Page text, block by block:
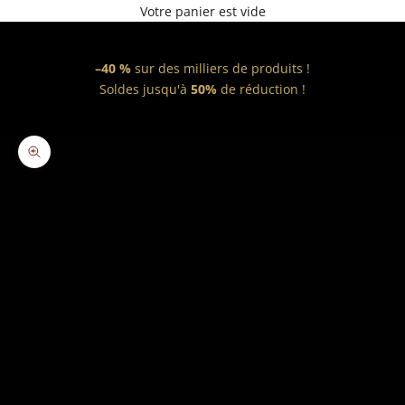
Votre panier est vide
–40 % sur des milliers de produits !
Soldes jusqu'à 50% de réduction !
Zoomer sur l'image